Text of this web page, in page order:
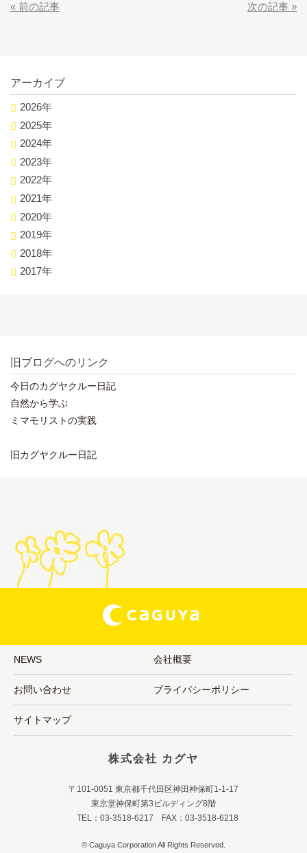
« 前の記事 次の記事 »
アーカイブ
2026年
2025年
2024年
2023年
2022年
2021年
2020年
2019年
2018年
2017年
旧ブログへのリンク
今日のカグヤクルー日記
自然から学ぶ
ミマモリストの実践
旧カグヤクルー日記
NEWS 会社概要
お問い合わせ プライバシーポリシー
サイトマップ
株式会社 カグヤ
〒101-0051 東京都千代田区神田神保町1-1-17
東京堂神保町第3ビルディング8階
TEL：03-3518-6217 FAX：03-3518-6218
© Caguya Corporation All Rights Reserved.